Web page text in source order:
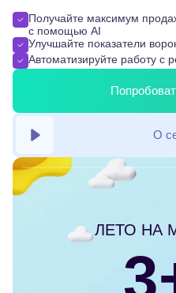
ЛЕТО НА
Получайте максимум
с помощью AI
Улучшайте показатели
Автоматизируйте работу с
О